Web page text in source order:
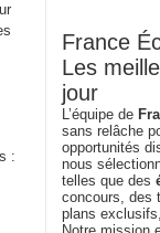
:
France
Les
jour
L’équipe de
sans relâche
opportunités
nous
telles que des
concours, des
plans